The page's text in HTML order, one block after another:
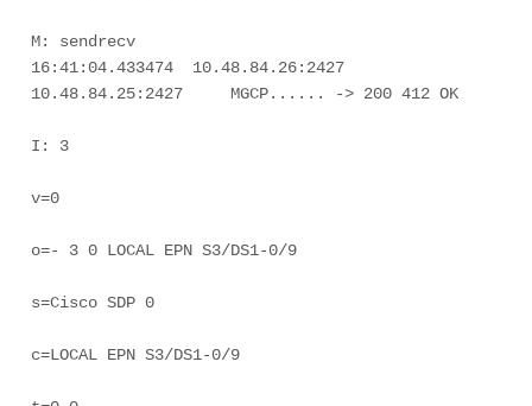
M: sendrecv
16:41:04.433474  10.48.84.26:2427
10.48.84.25:2427     MGCP...... -> 200 412 OK
I: 3
v=0
o=- 3 0 LOCAL EPN S3/DS1-0/9
s=Cisco SDP 0
c=LOCAL EPN S3/DS1-0/9